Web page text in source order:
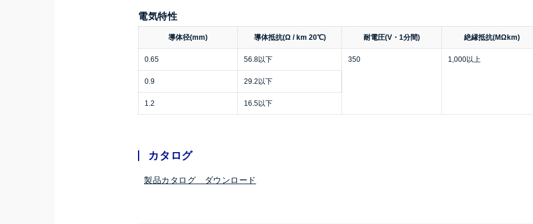
電気特性
導体径(mm) 導体抵抗(Ω / km 20℃) 耐電圧(V・1分間) 絶縁抵抗(MΩkm)
0.65 56.8以下 350 1,000以上
0.9 29.2以下
1.2 16.5以下
カタログ
製品カタログ ダウンロード